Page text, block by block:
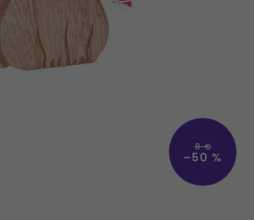
8 €
–50 %